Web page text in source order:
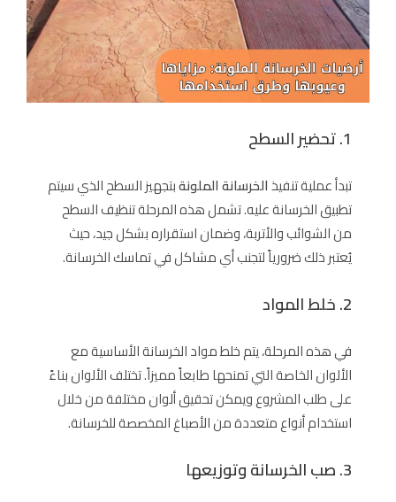
1. تحضير السطح
تبدأ عملية تنفيذالخرسانة الملونةبتجهيز السطح الذي سيتم
تطبيق الخرسانة عليه. تشمل هذه المرحلة تنظيف السطح
من الشوائب والأتربة، وضمان استقراره بشكل جيد، حيث
يُعتبر ذلك ضرورياً لتجنب أي مشاكل في تماسك الخرسانة.
2. خلط المواد
في هذه المرحلة، يتم خلط مواد الخرسانة الأساسية مع
الألوان الخاصة التي تمنحها طابعاً مميزاً. تختلف الألوان بناءً
على طلب المشروع ويمكن تحقيق ألوان مختلفة من خلال
استخدام أنواع متعددة من الأصباغ المخصصة للخرسانة.
3. صب الخرسانة وتوزيعها